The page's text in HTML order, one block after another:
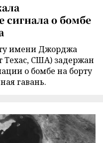
сигнала о бомбе
имени Джорджа
Техас, США) задержан
о бомбе на борту
гавань.